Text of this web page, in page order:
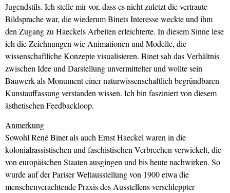
Jugendstils. Ich stelle mir vor, dass es nicht zuletzt die vertraute
Bildsprache war, die wiederum Binets Interesse weckte und ihm
den Zugang zu Haeckels Arbeiten erleichterte. In diesem Sinne lese
ich die Zeichnungen wie Animationen und Modelle, die
wissenschaftliche Konzepte visualisieren. Binet sah das Verhältnis
zwischen Idee und Darstellung unvermittelter und wollte sein
Bauwerk als Monument einer naturwissenschaftlich begründbaren
Kunstauffassung verstanden wissen. Ich bin fasziniert von diesem
ästhetischen Feedbackloop.
Anmerkung
Sowohl René Binet als auch Ernst Haeckel waren in die
kolonialrassistischen und faschistischen Verbrechen verwickelt, die
von europäischen Staaten ausgingen und bis heute nachwirken. So
wurde auf der Pariser Weltausstellung von 1900 etwa die
menschenverachtende Praxis des Ausstellens verschleppter